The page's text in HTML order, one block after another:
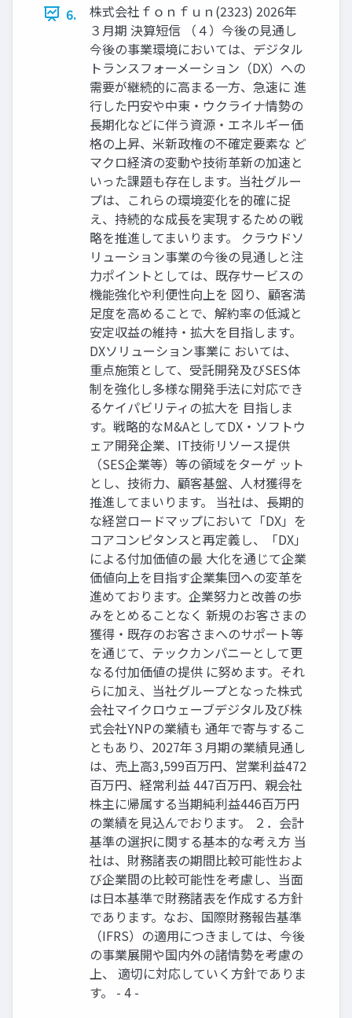
6.
株式会社ｆｏｎｆｕｎ(2323) 2026年
３月期 決算短信 （４）今後の見通し
今後の事業環境においては、デジタル
トランスフォーメーション（DX）への
需要が継続的に高まる一方、急速に 進
行した円安や中東・ウクライナ情勢の
長期化などに伴う資源・エネルギー価
格の上昇、米新政権の不確定要素な ど
マクロ経済の変動や技術革新の加速と
いった課題も存在します。当社グルー
プは、これらの環境変化を的確に捉
え、持続的な成長を実現するための戦
略を推進してまいります。 クラウドソ
リューション事業の今後の見通しと注
力ポイントとしては、既存サービスの
機能強化や利便性向上を 図り、顧客満
足度を高めることで、解約率の低減と
安定収益の維持・拡大を目指します。
DXソリューション事業に おいては、
重点施策として、受託開発及びSES体
制を強化し多様な開発手法に対応でき
るケイパビリティの拡大を 目指しま
す。戦略的なM&AとしてDX・ソフトウ
ェア開発企業、IT技術リソース提供
（SES企業等）等の領域をターゲ ット
とし、技術力、顧客基盤、人材獲得を
推進してまいります。 当社は、長期的
な経営ロードマップにおいて「DX」を
コアコンピタンスと再定義し、「DX」
による付加価値の最 大化を通じて企業
価値向上を目指す企業集団への変革を
進めております。企業努力と改善の歩
みをとめることなく 新規のお客さまの
獲得・既存のお客さまへのサポート等
を通じて、テックカンパニーとして更
なる付加価値の提供 に努めます。それ
らに加え、当社グループとなった株式
会社マイクロウェーブデジタル及び株
式会社YNPの業績も 通年で寄与するこ
ともあり、2027年３月期の業績見通し
は、売上高3,599百万円、営業利益472
百万円、経常利益 447百万円、親会社
株主に帰属する当期純利益446百万円
の業績を見込んでおります。 ２．会計
基準の選択に関する基本的な考え方 当
社は、財務諸表の期間比較可能性およ
び企業間の比較可能性を考慮し、当面
は日本基準で財務諸表を作成する方針
であります。なお、国際財務報告基準
（IFRS）の適用につきましては、今後
の事業展開や国内外の諸情勢を考慮の
上、 適切に対応していく方針でありま
す。 - 4 -